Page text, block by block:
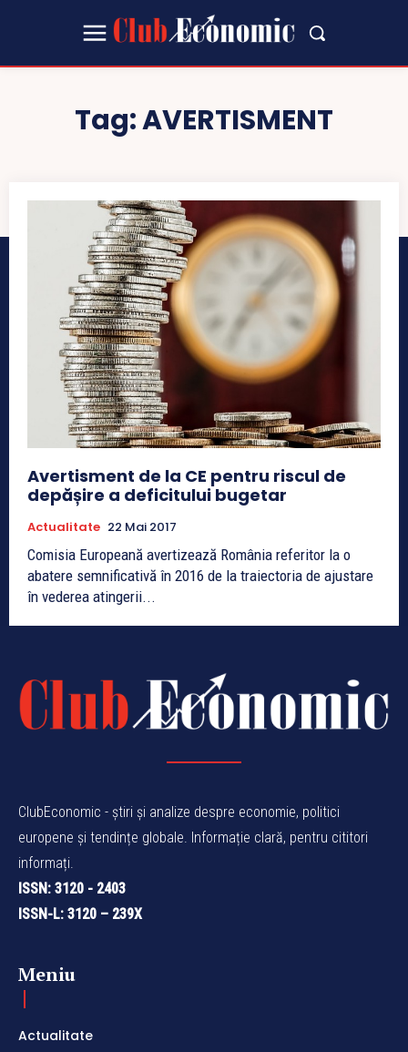
Tag:AVERTISMENT
Avertisment de la CE pentru riscul de
depășire a deficitului bugetar
Actualitate 22 Mai 2017
Comisia Europeană avertizează România referitor la o
abatere semnificativă în 2016 de la traiectoria de ajustare
în vederea atingerii...
ClubEconomic - știri și analize despre economie, politici
europene și tendințe globale. Informație clară, pentru cititori
informați.
ISSN: 3120 - 2403
ISSN-L: 3120 – 239X
Meniu
Actualitate